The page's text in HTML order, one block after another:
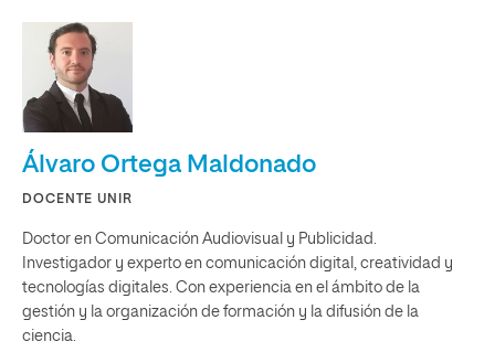
Álvaro Ortega Maldonado
DOCENTE UNIR
Doctor en Comunicación Audiovisual y Publicidad.
Investigador y experto en comunicación digital, creatividad y
tecnologías digitales. Con experiencia en el ámbito de la
gestión y la organización de formación y la difusión de la
ciencia.